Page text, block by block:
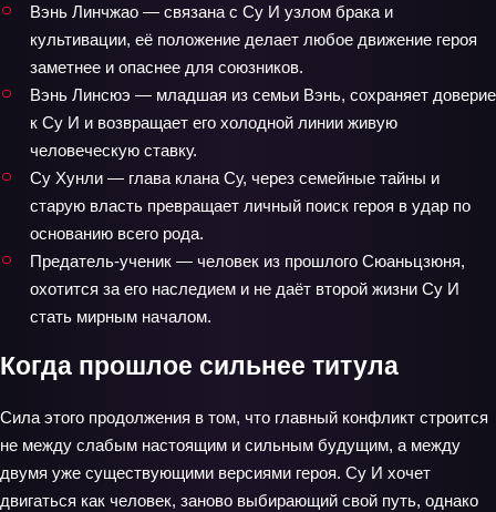
Вэнь Линчжао — связана с Су И узлом брака и
культивации, её положение делает любое движение героя
заметнее и опаснее для союзников.
Вэнь Линсюэ — младшая из семьи Вэнь, сохраняет доверие
к Су И и возвращает его холодной линии живую
человеческую ставку.
Су Хунли — глава клана Су, через семейные тайны и
старую власть превращает личный поиск героя в удар по
основанию всего рода.
Предатель-ученик — человек из прошлого Сюаньцзюня,
охотится за его наследием и не даёт второй жизни Су И
стать мирным началом.
Когда прошлое сильнее титула
Сила этого продолжения в том, что главный конфликт строится
не между слабым настоящим и сильным будущим, а между
двумя уже существующими версиями героя. Су И хочет
двигаться как человек, заново выбирающий свой путь, однако